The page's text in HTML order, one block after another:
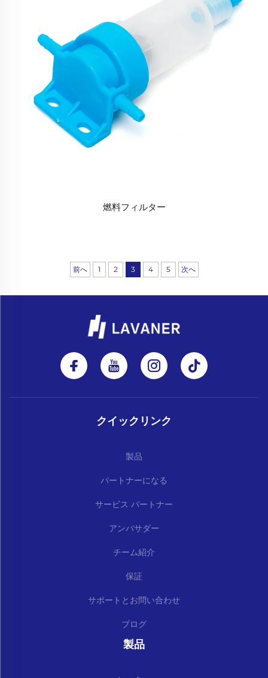
燃料フィルター
前へ 1 2 3 4 5 次へ
クイックリンク
製品
パートナーになる
サービス パートナー
アンバサダー
チーム紹介
保証
サポートとお問い合わせ
ブログ
製品